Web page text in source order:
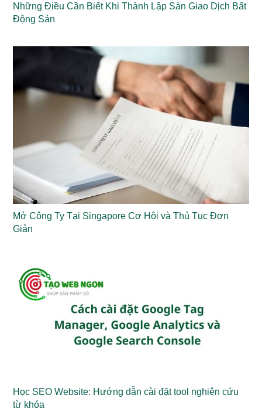
Những Điều Cần Biết Khi Thành Lập Sàn Giao Dịch Bất
Động Sản
Mở Công Ty Tại Singapore Cơ Hội và Thủ Tục Đơn
Giản
Học SEO Website: Hướng dẫn cài đặt tool nghiên cứu
từ khóa